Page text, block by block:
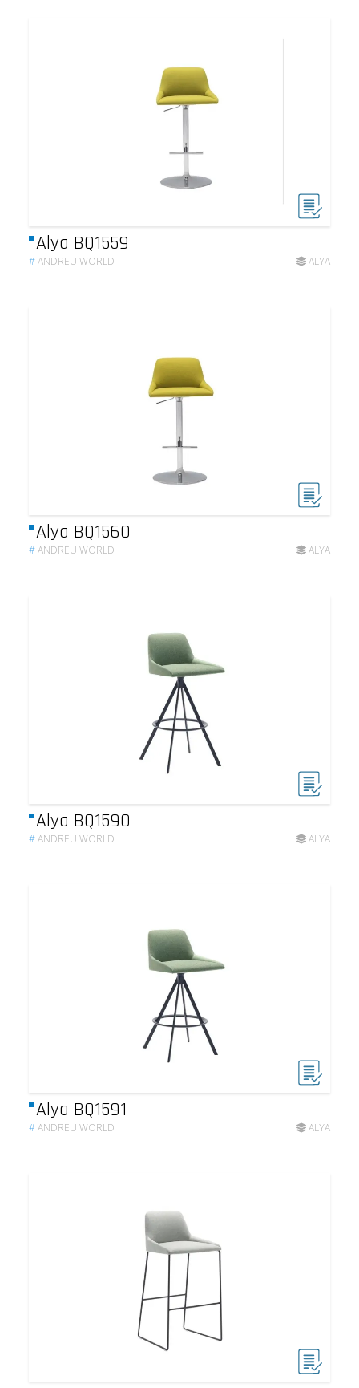
Alya BQ1559
#ANDREU WORLD ALYA
Alya BQ1560
#ANDREU WORLD ALYA
Alya BQ1590
#ANDREU WORLD ALYA
Alya BQ1591
#ANDREU WORLD ALYA